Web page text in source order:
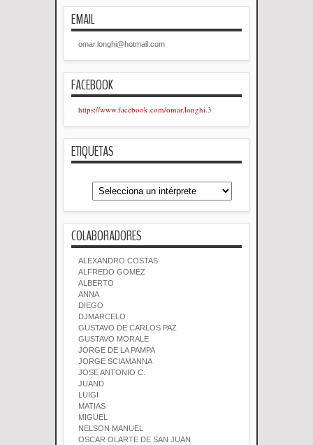
EMAIL
omar.longhi@hotmail.com
FACEBOOK
https://www.facebook.com/omar.longhi.3
ETIQUETAS
COLABORADORES
ALEXANDRO COSTAS
ALFREDO GOMEZ
ALBERTO
ANNA
DIEGO
DJMARCELO
GUSTAVO DE CARLOS PAZ
GUSTAVO MORALE
JORGE DE LA PAMPA
JORGE SCIAMANNA
JOSE ANTONIO C.
JUAND
LUIGI
MATIAS
MIGUEL
NELSON MANUEL
OSCAR OLARTE DE SAN JUAN